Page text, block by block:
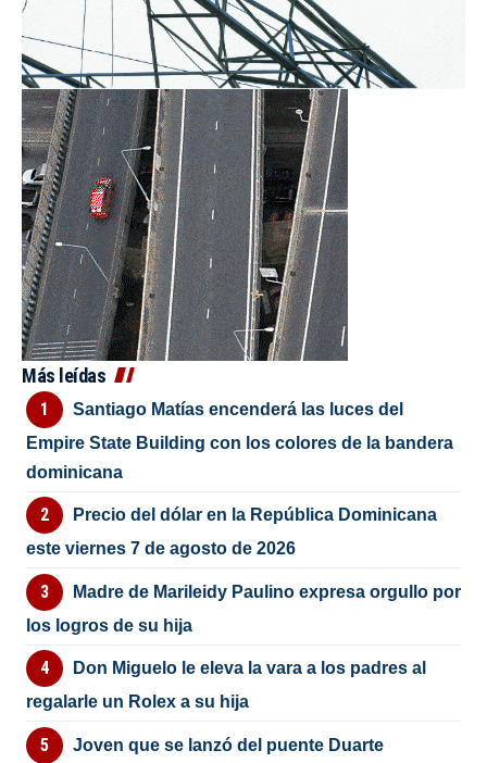
Más leídas
Santiago Matías encenderá las luces del
Empire State Building con los colores de la bandera
dominicana
Precio del dólar en la República Dominicana
este viernes 7 de agosto de 2026
Madre de Marileidy Paulino expresa orgullo por
los logros de su hija
Don Miguelo le eleva la vara a los padres al
regalarle un Rolex a su hija
Joven que se lanzó del puente Duarte